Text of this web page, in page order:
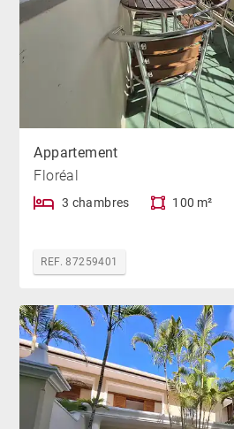
Appartement
Floréal
3 chambres 100 m²
REF. 87259401